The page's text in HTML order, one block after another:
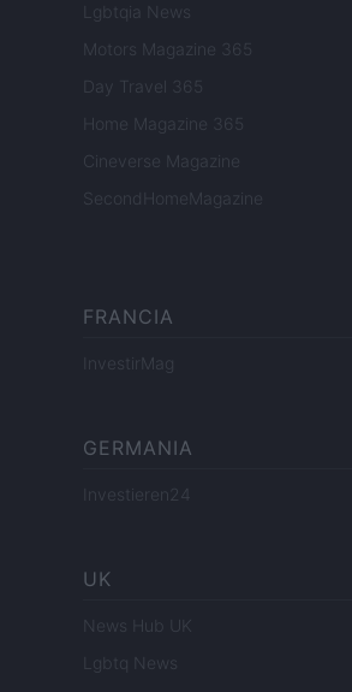
Lgbtqia News
Motors Magazine 365
Day Travel 365
Home Magazine 365
Cineverse Magazine
SecondHomeMagazine
FRANCIA
InvestirMag
GERMANIA
Investieren24
UK
News Hub UK
Lgbtq News